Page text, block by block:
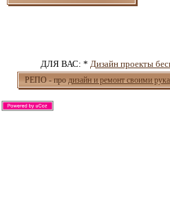
ДЛЯ ВАС: * Дизайн проекты
РЕПО - продизайн и ремонт своими